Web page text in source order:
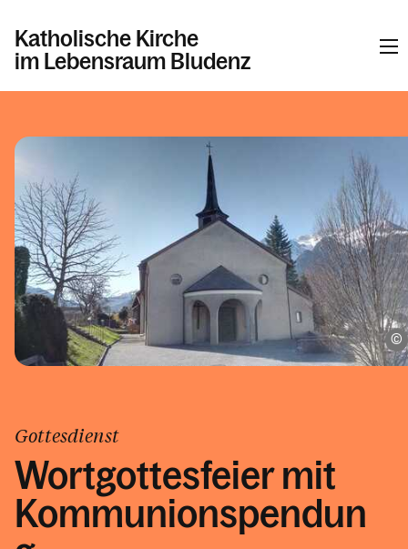
Katholische Kirche
im Lebensraum Bludenz
Pfarren
Kalender
Personen
Gottesdienst
Wortgottesfeier mit
Kommunionspendun